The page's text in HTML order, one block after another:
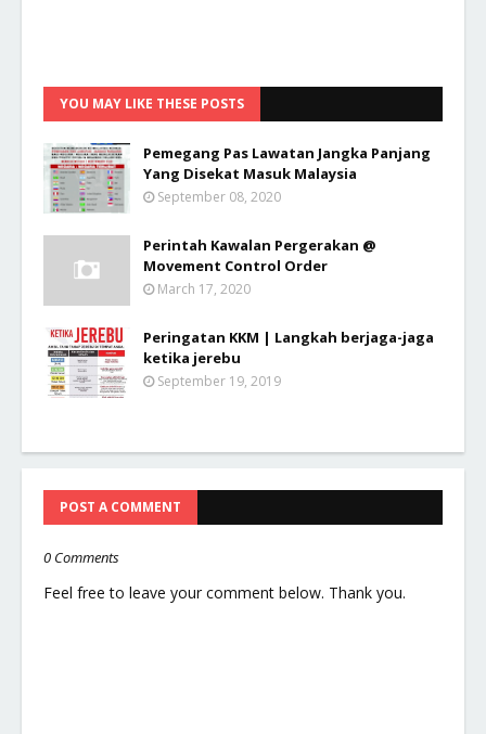
YOU MAY LIKE THESE POSTS
Pemegang Pas Lawatan Jangka Panjang
Yang Disekat Masuk Malaysia
September 08, 2020
Perintah Kawalan Pergerakan @
Movement Control Order
March 17, 2020
Peringatan KKM | Langkah berjaga-jaga
ketika jerebu
September 19, 2019
POST A COMMENT
0 Comments
Feel free to leave your comment below. Thank you.